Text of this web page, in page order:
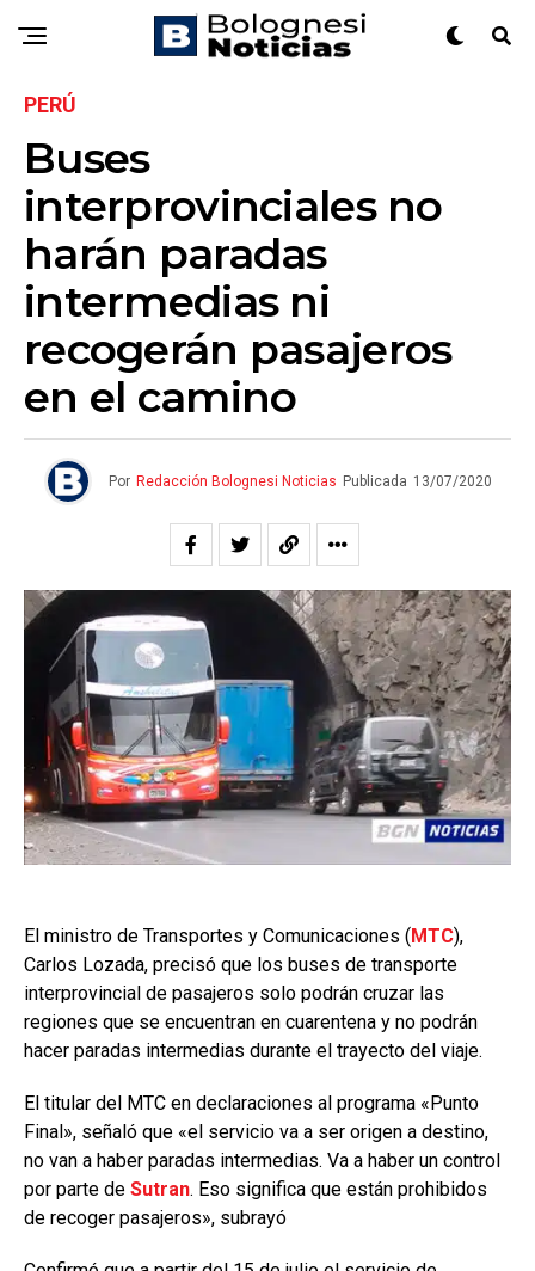
PERÚ
Buses
interprovinciales no
harán paradas
intermedias ni
recogerán pasajeros
en el camino
Por Redacción Bolognesi Noticias Publicada 13/07/2020
El ministro de Transportes y Comunicaciones (MTC),
Carlos Lozada, precisó que los buses de transporte
interprovincial de pasajeros solo podrán cruzar las
regiones que se encuentran en cuarentena y no podrán
hacer paradas intermedias durante el trayecto del viaje.
El titular del MTC en declaraciones al programa «Punto
Final», señaló que «el servicio va a ser origen a destino,
no van a haber paradas intermedias. Va a haber un control
por parte de Sutran. Eso significa que están prohibidos
de recoger pasajeros», subrayó